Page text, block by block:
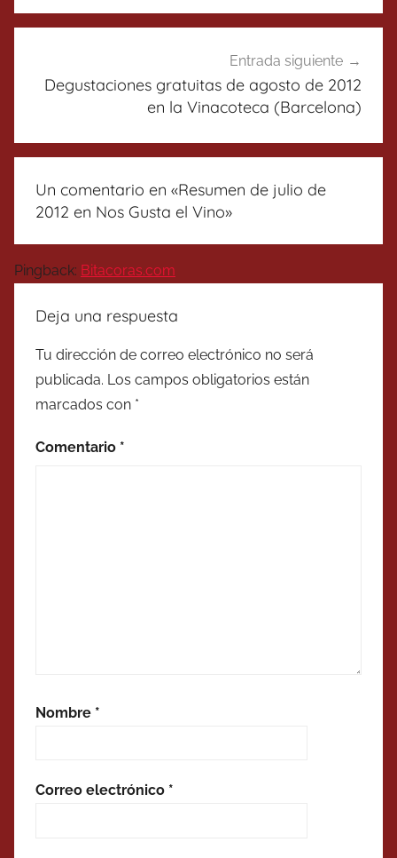
Entrada siguiente
Degustaciones gratuitas de agosto de 2012
en la Vinacoteca (Barcelona)
Un comentario en «Resumen de julio de
2012 en Nos Gusta el Vino»
Pingback: Bitacoras.com
Deja una respuesta
Tu dirección de correo electrónico no será
publicada. Los campos obligatorios están
marcados con *
Comentario *
Nombre *
Correo electrónico *